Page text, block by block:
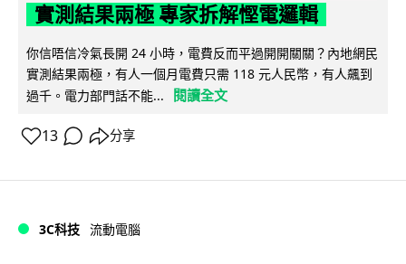
實測結果兩極 專家拆解慳電邏輯
你信唔信冷氣長開 24 小時，電費反而平過開開關關？內地網民
實測結果兩極，有人一個月電費只需 118 元人民幣，有人飆到
過千。電力部門話不能...
閱讀全文
13 分享
3C科技 流動電腦